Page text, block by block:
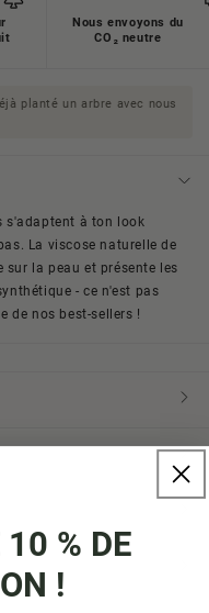
Nous envoyons du
CO₂ neutre
planté un arbre avec nous
s'adaptent à ton look
La viscose naturelle de
sur la peau et présente les
- ce n'est pas
de nos best-sellers !
10 % DE
!